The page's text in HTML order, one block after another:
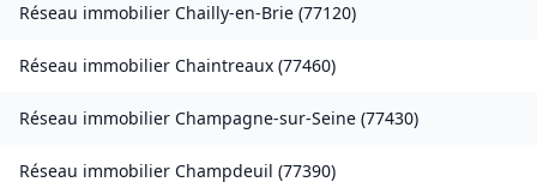
Réseau immobilier Chailly-en-Brie (77120)
Réseau immobilier Chaintreaux (77460)
Réseau immobilier Champagne-sur-Seine (77430)
Réseau immobilier Champdeuil (77390)